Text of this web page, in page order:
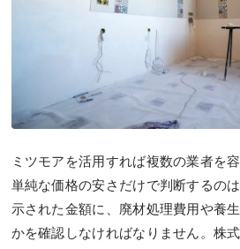
ミツモアを活用すれば複数の業者を
単純な価格の安さだけで判断するの
示された金額に、廃材処理費用や養
かを確認しなければなりません。株